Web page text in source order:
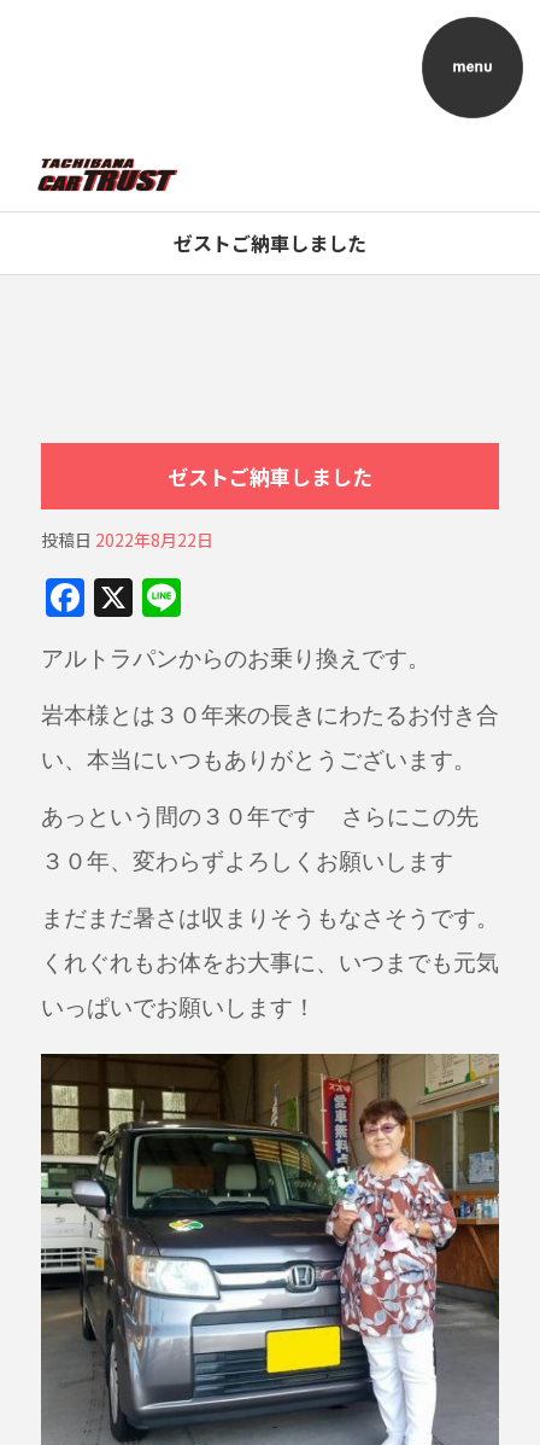
ゼストご納車しました
ゼストご納車しました
投稿日 2022年8月22日
F
a
c
e
b
o
k
X Li
n
e
アルトラパンからのお乗り換えです。
岩本様とは３０年来の長きにわたるお付き合
い、本当にいつもありがとうございます。
あっという間の３０年です
さらにこの先
３０年、変わらずよろしくお願いします
まだまだ暑さは収まりそうもなさそうです。
くれぐれもお体をお大事に、いつまでも元気
いっぱいでお願いします！